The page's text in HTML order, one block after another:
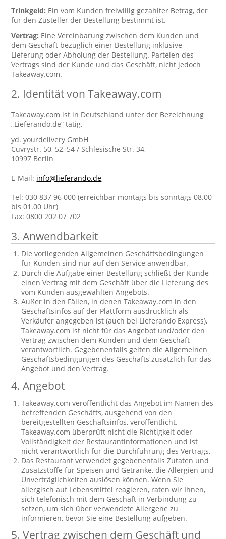
Trinkgeld: Ein vom Kunden freiwillig gezahlter Betrag, der
für den Zusteller der Bestellung bestimmt ist.
Vertrag: Eine Vereinbarung zwischen dem Kunden und
dem Geschäft bezüglich einer Bestellung inklusive
Lieferung oder Abholung der Bestellung. Parteien des
Vertrags sind der Kunde und das Geschäft, nicht jedoch
Takeaway.com.
2. Identität von Takeaway.com
Takeaway.com ist in Deutschland unter der Bezeichnung
„Lieferando.de“ tätig.
yd. yourdelivery GmbH
Cuvrystr. 50, 52, 54 / Schlesische Str. 34,
10997 Berlin
E-Mail: info@lieferando.de
Tel: 030 837 96 000 (erreichbar montags bis sonntags 08.00
bis 01.00 Uhr)
Fax: 0800 202 07 702
3. Anwendbarkeit
Die vorliegenden Allgemeinen Geschäftsbedingungen
für Kunden sind nur auf den Service anwendbar.
Durch die Aufgabe einer Bestellung schließt der Kunde
einen Vertrag mit dem Geschäft über die Lieferung des
vom Kunden ausgewählten Angebots.
Außer in den Fällen, in denen Takeaway.com in den
Geschäftsinfos auf der Plattform ausdrücklich als
Verkäufer angegeben ist (auch bei Lieferando Express),
Takeaway.com ist nicht für das Angebot und/oder den
Vertrag zwischen dem Kunden und dem Geschäft
verantwortlich. Gegebenenfalls gelten die Allgemeinen
Geschäftsbedingungen des Geschäfts zusätzlich für das
Angebot und den Vertrag.
4. Angebot
Takeaway.com veröffentlicht das Angebot im Namen des
betreffenden Geschäfts, ausgehend von den
bereitgestellten Geschäftsinfos, veröffentlicht.
Takeaway.com überprüft nicht die Richtigkeit oder
Vollständigkeit der Restaurantinformationen und ist
nicht verantwortlich für die Durchführung des Vertrags.
Das Restaurant verwendet gegebenenfalls Zutaten und
Zusatzstoffe für Speisen und Getränke, die Allergien und
Unverträglichkeiten auslösen können. Wenn Sie
allergisch auf Lebensmittel reagieren, raten wir Ihnen,
sich telefonisch mit dem Geschäft in Verbindung zu
setzen, um sich über verwendete Allergene zu
informieren, bevor Sie eine Bestellung aufgeben.
5. Vertrag zwischen dem Geschäft und